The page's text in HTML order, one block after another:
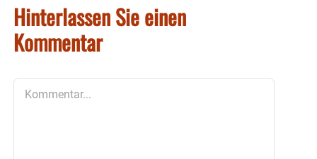
Hinterlassen Sie einen
Kommentar